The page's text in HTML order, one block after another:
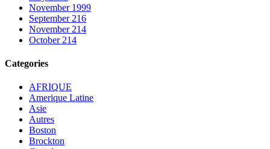
November 1999
September 216
November 214
October 214
Categories
AFRIQUE
Amerique Latine
Asie
Autres
Boston
Brockton